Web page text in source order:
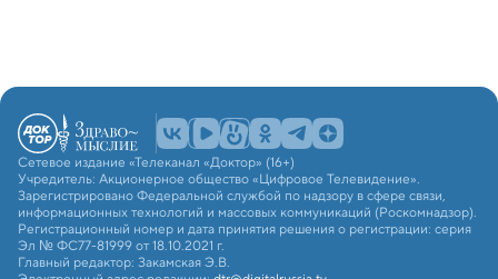
Сетевое издание «Телеканал «Доктор» (16+)
Учредитель: Акционерное общество «Цифровое Телевидение».
Зарегистрировано Федеральной службой по надзору в сфере связи,
информационных технологий и массовых коммуникаций (Роскомнадзор).
Регистрационный номер и дата принятия решения о регистрации: серия
Эл № ФС77-81999 от 18.10.2021 г.
Главный редактор: Закамская Э.В.